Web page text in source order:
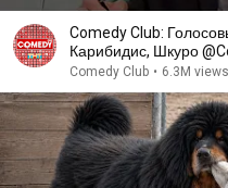
Comedy Club:
Карибидис, Шкуро
Comedy Club • 6.3M views